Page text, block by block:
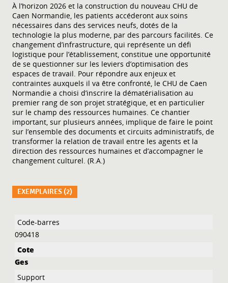
À l’horizon 2026 et la construction du nouveau CHU de
Caen Normandie, les patients accéderont aux soins
nécessaires dans des services neufs, dotés de la
technologie la plus moderne, par des parcours facilités. Ce
changement d’infrastructure, qui représente un défi
logistique pour l’établissement, constitue une opportunité
de se questionner sur les leviers d’optimisation des
espaces de travail. Pour répondre aux enjeux et
contraintes auxquels il va être confronté, le CHU de Caen
Normandie a choisi d’inscrire la dématérialisation au
premier rang de son projet stratégique, et en particulier
sur le champ des ressources humaines. Ce chantier
important, sur plusieurs années, implique de faire le point
sur l’ensemble des documents et circuits administratifs, de
transformer la relation de travail entre les agents et la
direction des ressources humaines et d’accompagner le
changement culturel. (R.A.)
EXEMPLAIRES (2)
Liste des exemplaires
090418
Ges